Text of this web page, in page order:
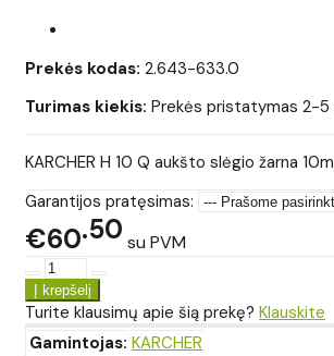
Prekės kodas: 2.643-633.0
Turimas kiekis: Prekės pristatymas 2-5
KARCHER H 10 Q aukšto slėgio žarna
Garantijos pratęsimas:
€60 50 su PVM
Turite klausimų apie šią prekę? Klauskite
Gamintojas: KARCHER